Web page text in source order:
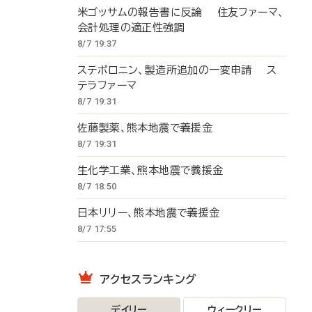
米ゴッサムの報告書に反論 住友ファーマ、
会計処理の適正性強調
8/7 19:37
ステボロニン、製造所追加の一変申請 ス
テラファーマ
8/7 19:31
佐藤製薬、熊本地震で義援金
8/7 19:31
生化学工業、熊本地震で義援金
8/7 18:50
日本リリー、熊本地震で義援金
8/7 17:55
アクセスランキング
デイリー ウィークリー